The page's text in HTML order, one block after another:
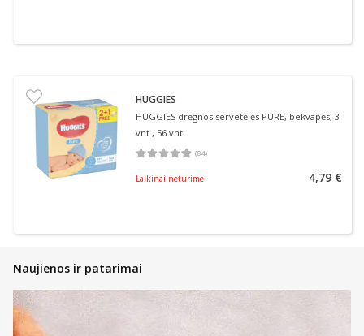
HUGGIES
HUGGIES drėgnos servetėlės PURE, bekvapės, 3
vnt., 56 vnt.
(84)
Vidutinis įvertinimas 4.88
Laikinai neturime 4,79 €
Naujienos ir patarimai